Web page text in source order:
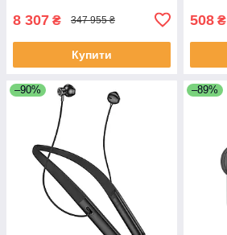
8 307 ₴ 347 955 ₴
Купити
508 ₴
–90% –89%